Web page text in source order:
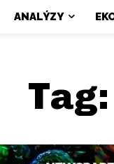
ANALÝZY
Tag: